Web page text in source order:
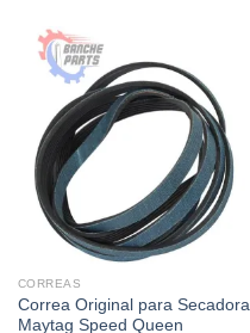
CORREAS
Correa Original para Secadora
Maytag Speed Queen